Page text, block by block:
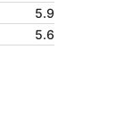
5.9
5.6